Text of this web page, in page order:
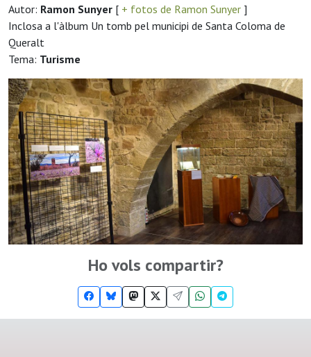
Autor: Ramon Sunyer [ + fotos de Ramon Sunyer ]
Inclosa a l'àlbum Un tomb pel municipi de Santa Coloma de
Queralt
Tema: Turisme
Ho vols compartir?